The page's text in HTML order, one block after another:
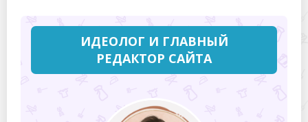
ИДЕОЛОГ И ГЛАВНЫЙ
РЕДАКТОР САЙТА